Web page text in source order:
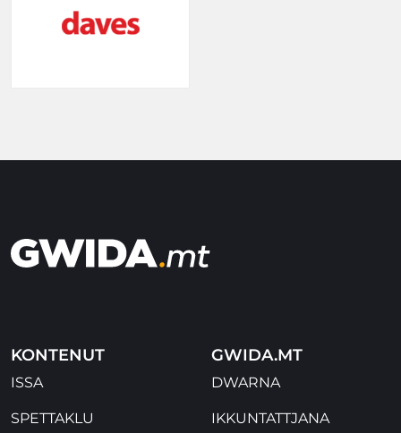
KONTENUT
ISSA
SPETTAKLU
GWIDA.MT
DWARNA
IKKUNTATTJANA